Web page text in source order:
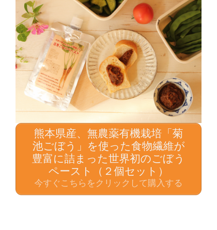
熊本県産、無農薬有機栽培「菊
池ごぼう」を使った食物繊維が
豊富に詰まった世界初のごぼう
ペースト（２個セット）
今すぐこちらをクリックして購入する